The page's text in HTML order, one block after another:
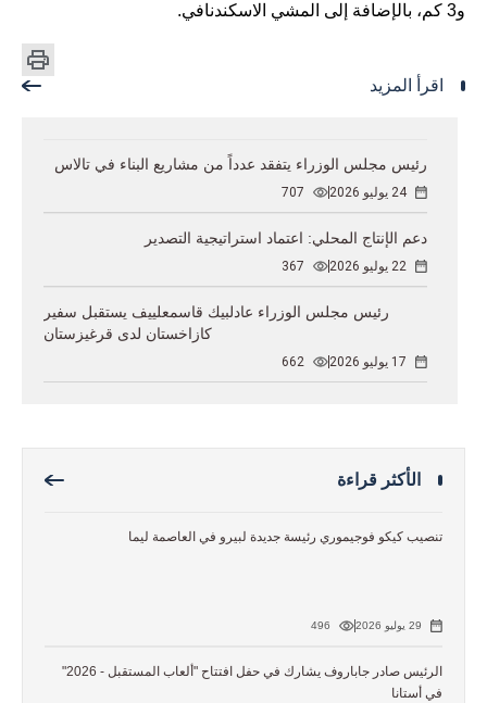
و3 كم، بالإضافة إلى المشي الاسكندنافي.
اقرأ المزيد
رئيس مجلس الوزراء يتفقد عدداً من مشاريع البناء في تالاس
24 يوليو 2026 707
دعم الإنتاج المحلي: اعتماد استراتيجية التصدير
22 يوليو 2026 367
رئيس مجلس الوزراء عادلبيك قاسمعلييف يستقبل سفير
كازاخستان لدى قرغيزستان
17 يوليو 2026 662
الأكثر قراءة
تنصيب كيكو فوجيموري رئيسة جديدة لبيرو في العاصمة ليما
29 يوليو 2026 496
الرئيس صادر جاباروف يشارك في حفل افتتاح "ألعاب المستقبل - 2026"
في أستانا